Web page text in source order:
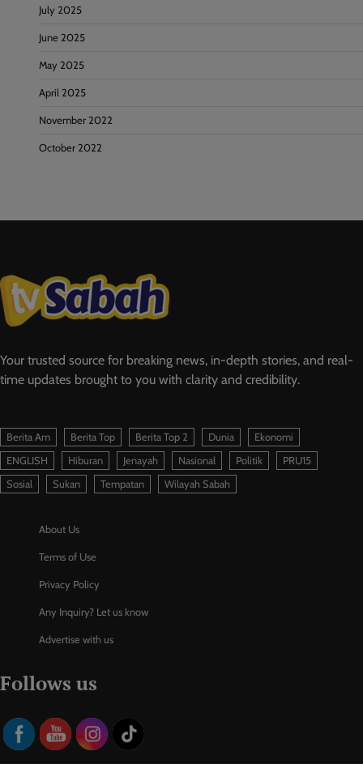
July 2025
June 2025
May 2025
April 2025
November 2022
October 2022
Your trusted source for breaking news, in-depth stories, and real-
time updates brought to you with clarity and credibility.
Berita Am Berita Top Berita Top 2 Dunia
Ekonomi
ENGLISH
Hiburan Jenayah Nasional Politik
PRU15
Sosial
Sukan Tempatan Wilayah Sabah
About Us
Terms of Use
Privacy Policy
Any Inquiry? Let us know
Advertise with us
Follows us